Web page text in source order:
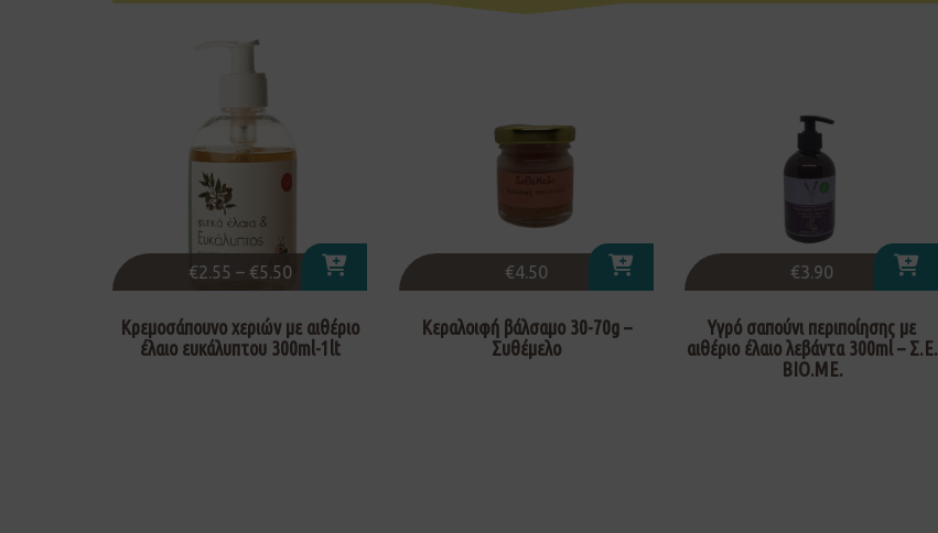
€2.55 – €5.50
Κρεμοσάπουνο χεριών με αιθέριο
έλαιο ευκάλυπτου 300ml-1lt
€4.50
Κεραλοιφή βάλσαμο 30-70g –
Συθέμελο
€3.90
Υγρό σαπούνι περιποίησης με
αιθέριο έλαιο λεβάντα 300ml – Σ.Ε.
ΒΙΟ.ΜΕ.